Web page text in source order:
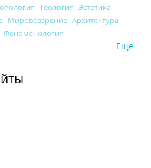
Теология Эстетика
Мировоззрение Архитектура
Феноменология
Еще